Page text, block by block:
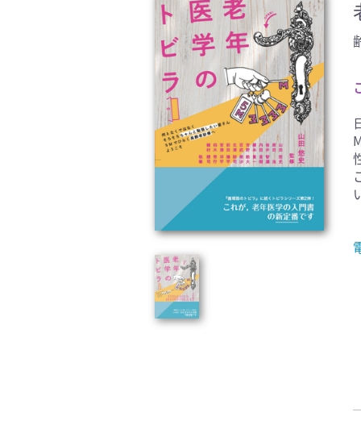
マニュアル(39)
臨床医学:一般(359)
基礎医学関連科学(80)
歯科学(3)
衛生・公衆衛生学(14)